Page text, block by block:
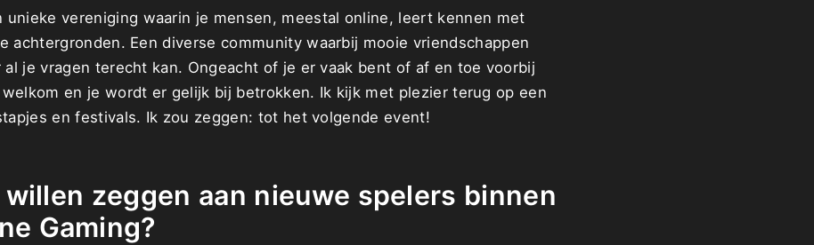
unieke vereniging waarin je mensen, meestal online, leert kennen met
achtergronden. Een diverse community waarbij mooie vriendschappen
je vragen terecht kan. Ongeacht of je er vaak bent of af en toe voorbij
en je wordt er gelijk bij betrokken. Ik kijk met plezier terug op een
en festivals. Ik zou zeggen: tot het volgende event!
zeggen aan nieuwe spelers binnen
Gaming?